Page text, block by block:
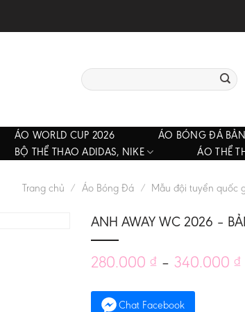
Tìm
kiếm:
ÁO WORLD CUP 2026 ÁO BÓNG ĐÁ BẢN
BỘ THỂ THAO ADIDAS, NIKE ÁO THỂ
Trang chủ / Áo Bóng Đá / Mẫu đội tuyển quốc
ANH AWAY WC 2026 –
280.000 ₫– 340.000 ₫
Chat Facebook